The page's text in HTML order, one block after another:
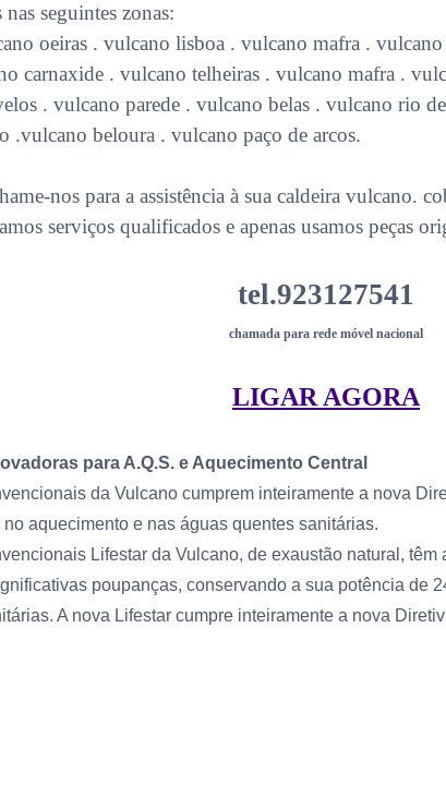
seguintes zonas:
oeiras . vulcano lisboa . vulcano mafra .
carnaxide . vulcano telheiras . vulcano mafra .
. vulcano parede . vulcano belas . vulcano rio
.vulcano beloura . vulcano paço de arcos.
nos para a assistência à sua caldeira vulcano.
serviços qualificados e apenas usamos peças
tel.923127541
chamada para rede móvel nacional
LIGAR AGORA
para A.Q.S. e Aquecimento Central
da Vulcano cumprem inteiramente a nova
aquecimento e nas águas quentes sanitárias.
Lifestar da Vulcano, de exaustão natural,
poupanças, conservando a sua potência de
A nova Lifestar cumpre inteiramente a nova